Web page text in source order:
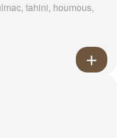
tahini, houmous,